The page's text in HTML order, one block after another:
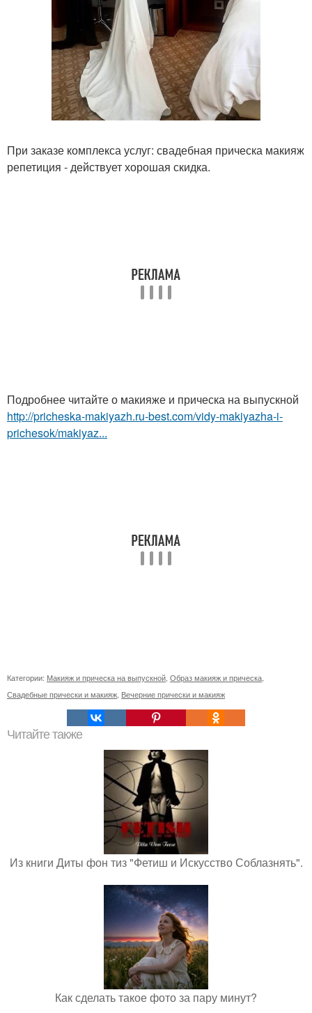
При заказе комплекса услуг: свадебная прическа макияж
репетиция - действует хорошая скидка.
Подробнее читайте о макияже и прическа на выпускной
http://pricheska-makiyazh.ru-best.com/vidy-makiyazha-i-
prichesok/makiyaz...
Категории: Макияж и прическа на выпускной Образ макияж и прическа
Свадебные прически и макияж Вечерние прически и макияж
Читайте также
Из книги Диты фон тиз "Фетиш и Искусство Соблазнять".
Как сделать такое фото за пару минут?